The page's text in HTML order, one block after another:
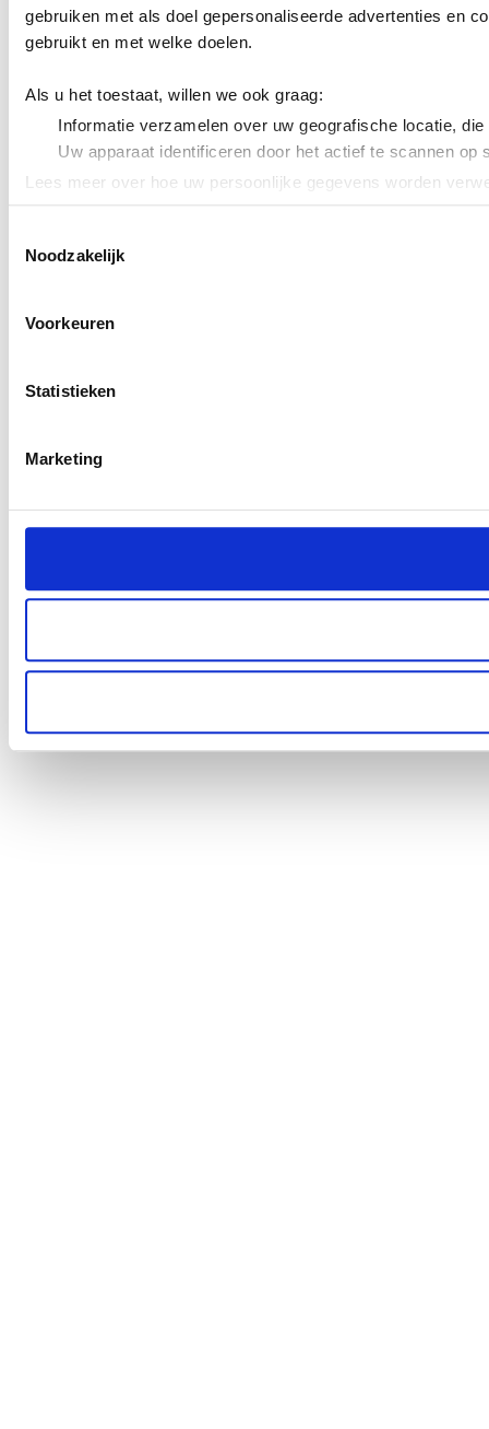
gebruiken met als doel gepersonaliseerde advertenties en
gebruikt en met welke doelen.
Als u het toestaat, willen we ook graag:
Informatie verzamelen over uw geografische locatie,
Uw apparaat identificeren door het actief te scannen op
Lees meer over hoe uw persoonlijke gegevens worden
We gebruiken cookies om content en advertenties te
verstrekt of die ze hebben verzameld op basis van uw
Noodzakelijk
Voorkeuren
Statistieken
Marketing